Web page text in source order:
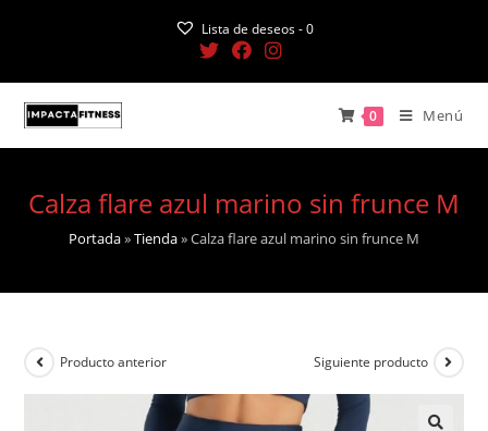
Lista de deseos -0
0 Menú
Calza flare azul marino sin frunce M
Portada»Tienda»Calza flare azul marino sin frunce M
Producto anterior Siguiente producto